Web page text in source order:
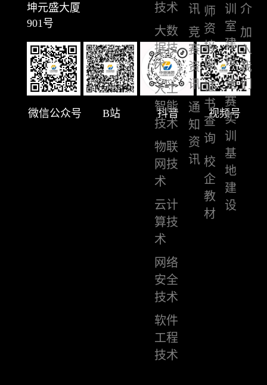
坤元盛大厦
901号
微信公众号 B站 抖音 视频号
技术
大数
据技
术
人工
智能
技术
物联
网技
术
云计
算技
术
网络
安全
技术
软件
工程
技术
讯
竞
赛
资
讯
通
知
资
讯
师
资
培
训
证
书
查
询
校
企
教
材
训
室
建
设
竞
赛
实
训
基
地
建
设
介
加
入
我
们